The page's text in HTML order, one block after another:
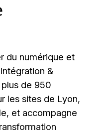
du numérique et
&
de 950
les sites de Lyon,
et accompagne